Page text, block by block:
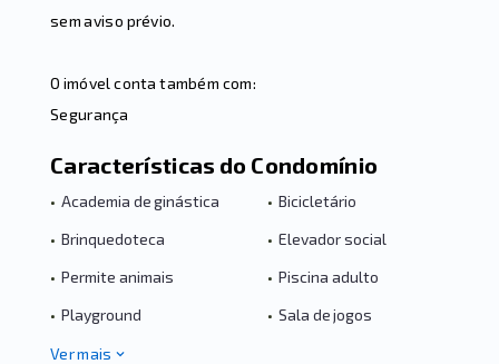
sem aviso prévio.
O imóvel conta também com:
Segurança
Características do Condomínio
• Academia de ginástica • Bicicletário
• Brinquedoteca • Elevador social
• Permite animais • Piscina adulto
• Playground • Sala de jogos
Ver mais